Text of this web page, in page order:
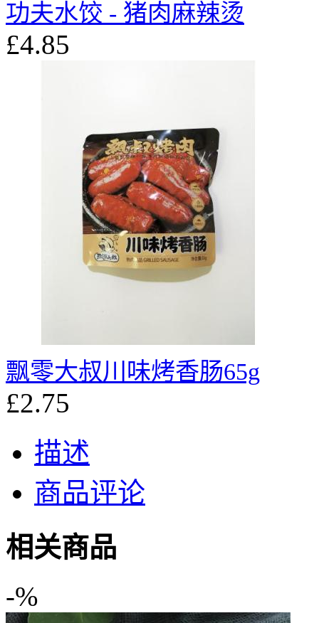
功夫水饺 - 猪肉麻辣烫
£4.85
飘零大叔川味烤香肠65g
£2.75
描述
商品评论
相关商品
-%